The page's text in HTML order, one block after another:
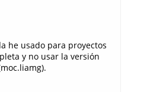
he usado para proyectos
y no usar la versión